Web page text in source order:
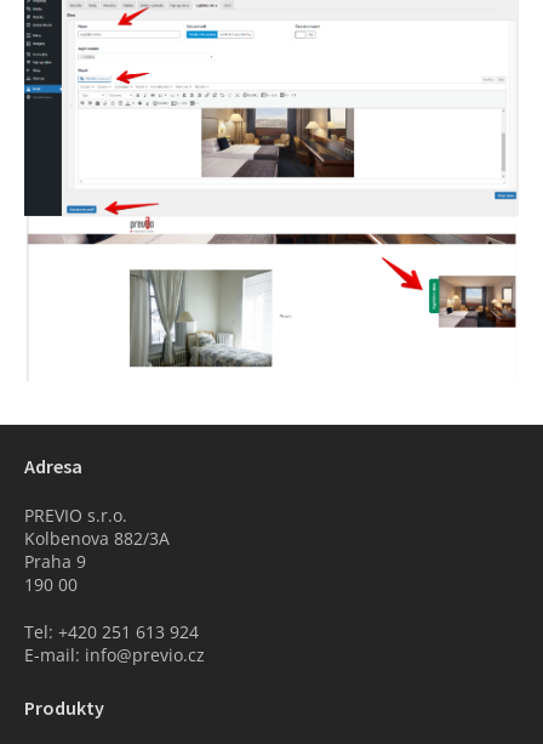
Adresa
PREVIO s.r.o.
Kolbenova 882/3A
Praha 9
190 00
Tel: +420 251 613 924
E-mail: info@previo.cz
Produkty